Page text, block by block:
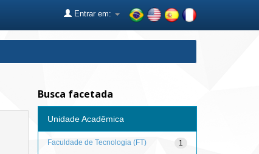
Entrar em:
Busca facetada
Unidade Acadêmica
1
Faculdade de Tecnologia (FT)